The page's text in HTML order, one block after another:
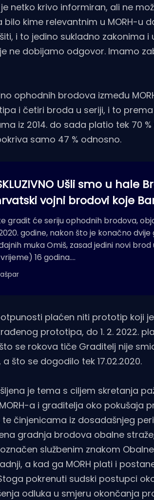
netko krivo informiran, ali ne
kime relevantnim u MORH-u
i to jedino sukladno zakonima
ne dobijamo odgovor. Imamo
ophodnih brodova između
i četiri broda u seriji, i to
iz 2014. do sada platio tek 70
samo 47 % odnosno.
Ušli smo u hale
vojni brodovi koje
gradit će seriju ophodnih brodova,
godine, nakon što je konačno
muka Omiš, zasad jedini novi
16 godina.…
plaćen niti prototip koji
prototipa, do 1. 2. 2022.
se rokova tiče Graditelj nije
što se dogodilo tek 17.02.2020.
je tema s ciljem skretanja
a i graditelja oko pokušaja
činjenicama iz dosadašnjeg
gradnja brodova obalne
službenim znakom
a kad ga MORH plati i
pokrenuti sudski postupci
odluka u smjeru okončanja